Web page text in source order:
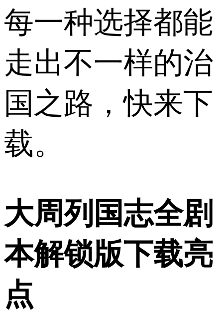
每一种选择都能
走出不一样的治
国之路，快来下
载。
大周列国志全剧
本解锁版下载亮
点